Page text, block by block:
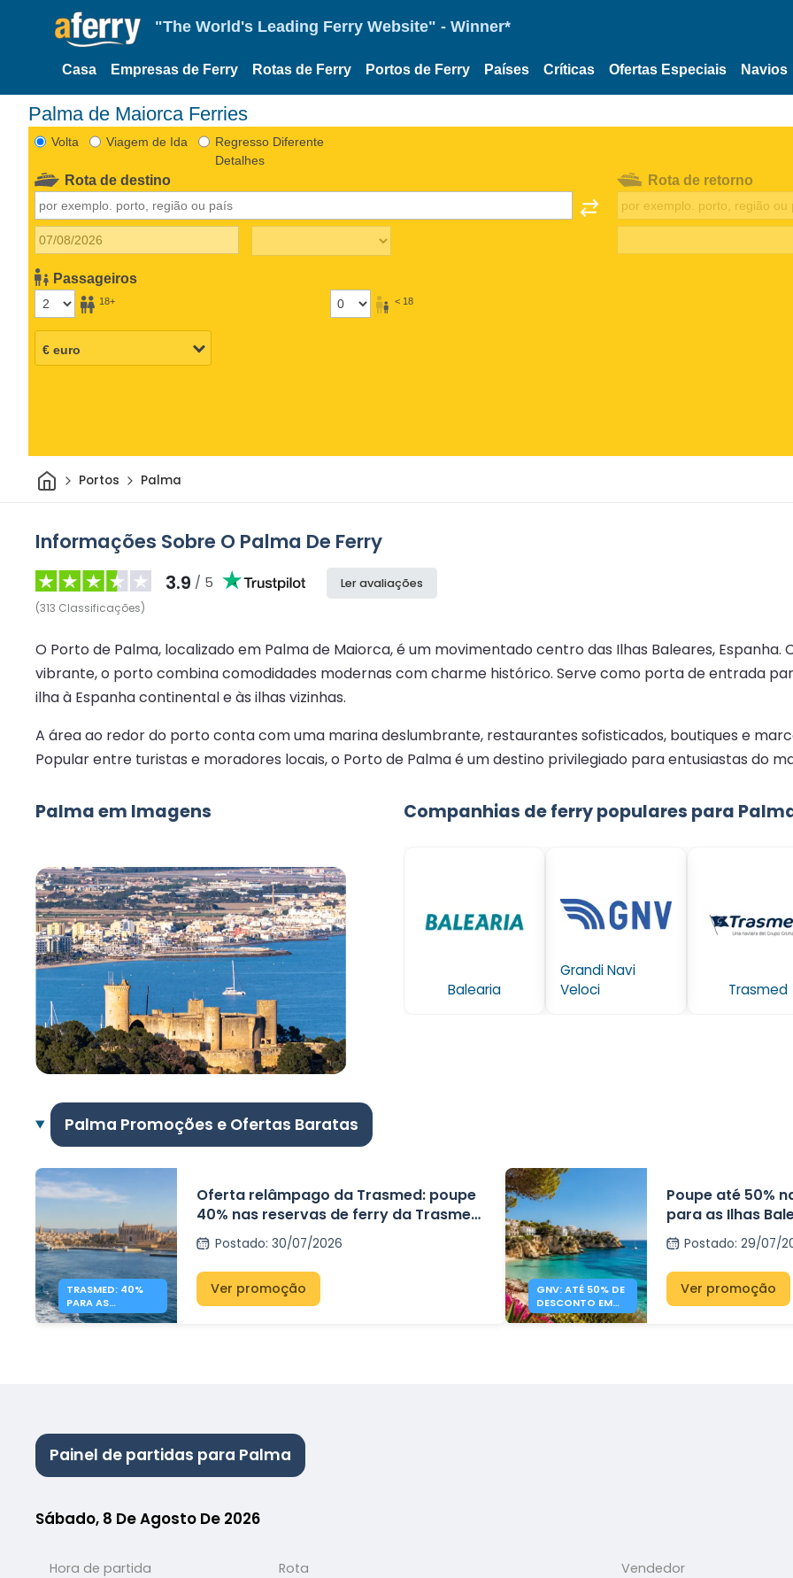
"The World's Leading Ferry Website" - Winner*
Casa Empresas de Ferry Rotas de Ferry Portos de Ferry Países Críticas Ofertas Especiais Navios
Palma de Maiorca Ferries
Volta Viagem de Ida
Regresso Diferente
Detalhes
Rota de destino
Passageiros
18+ < 18
Rota de retorno
CasaPortos Palma
Informações Sobre O Palma De Ferry
3.9 / 5
(313 Classificações)
Ler avaliações
O Porto de Palma, localizado em Palma de Maiorca, é um movimentado centro das Ilhas Baleares,
vibrante, o porto combina comodidades modernas com charme histórico. Serve como porta de entrada
ilha à Espanha continental e às ilhas vizinhas.
A área ao redor do porto conta com uma marina deslumbrante, restaurantes sofisticados, boutiques e
Popular entre turistas e moradores locais, o Porto de Palma é um destino privilegiado para entusiastas do
Palma em Imagens Companhias de ferry populares para
Balearia
Grandi Navi
Veloci
Trasmed
Palma Promoções e Ofertas Baratas
TRASMED: 40%
PARA AS
BALEARES –
Oferta relâmpago da Trasmed: poupe
40% nas reservas de ferry da Trasmed
entre Espanha e as Ilhas Baleares.
Postado: 30/07/2026
Ver promoção
GNV: ATÉ 50% DE
DESCONTO EM
FERRIES PARA AS
Poupe até 50%
para as Ilhas
Postado:29/07/
Ver promoção
Painel de partidas para Palma
Sábado, 8 De Agosto De 2026
Hora de partida Rota Vendedor